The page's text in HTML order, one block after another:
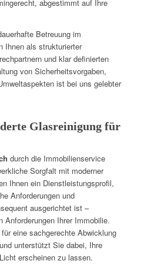
abgestimmt auf Ihre
Betreuung im
Ihnen als strukturierter
und klar definierten
von Sicherheitsvorgaben,
ist bei uns gelebter
Glasreinigung für
durch die Immobilienservice
Sorgfalt mit moderner
Ihnen ein Dienstleistungsprofil,
Anforderungen und
ausgerichtet ist –
Anforderungen Ihrer Immobilie.
eine sachgerechte Abwicklung
unterstützt Sie dabei, Ihre
erscheinen zu lassen.